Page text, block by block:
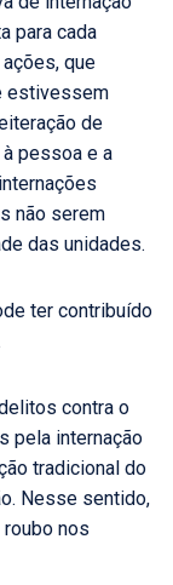
para cada
que
estivessem
de
pessoa e a
não serem
das unidades.
ter contribuído
contra o
pela internação
tradicional do
Nesse sentido,
nos